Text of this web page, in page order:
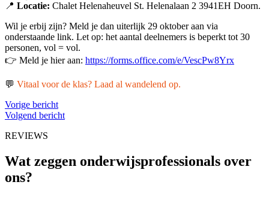
📍 Locatie: Chalet Helenaheuvel St. Helenalaan 2 3941EH Doorn.
Wil je erbij zijn? Meld je dan uiterlijk 29 oktober aan via
onderstaande link. Let op: het aantal deelnemers is beperkt tot 30
personen, vol = vol.
👉 Meld je hier aan: https://forms.office.com/e/VescPw8Yrx
💬 Vitaal voor de klas? Laad al wandelend op.
Vorige bericht
Volgend bericht
REVIEWS
Wat zeggen onderwijsprofessionals over
ons?